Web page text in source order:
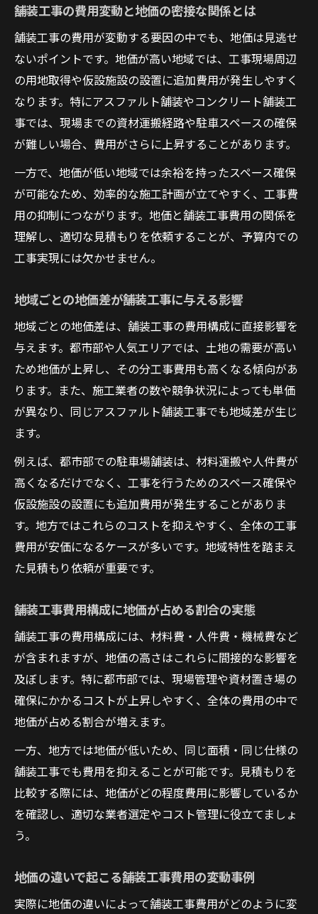
影響
舗装工事単価表と地価変動のポイントを解
説
アスファルト舗装費用と地価相場の関連性
とは
アスファルト舗装工事費用の地域差に注目
適正な舗装工事費用を見極めるポイント
舗装工事の適正費用を判断するための視点
地価を踏まえた舗装工事費用の見極め方
舗装工事の適正相場を知るための比較ポイ
ント
方
舗装工事の費用明細で確認すべき地価の影
響
地価の違いで舗装工事単価はどう変わるか
地価の違いが舗装工事単価に与える具体例
舗装工事単価は地価の差でどれほど変動す
地価差による舗装工事単価の見積もりポイ
ント
アスファルト舗装単価と地価の相場比較方
法
小規模工事にも影響する地価と単価の関係
性
地価を考慮した舗装工事の見積もりの工夫
舗装工事費用を抑えるための見積もり術
見積もり比較でわかる地価と単価の最適化
法
アスファルト舗装費用の見積もりで注目す
べき点
複数業者に依頼して地価相場を把握する方
法
舗装工事の費用変動と地価の密接な関係とは
舗装工事の費用が変動する要因の中でも、地価は見逃せ
ないポイントです。地価が高い地域では、工事現場周辺
の用地取得や仮設施設の設置に追加費用が発生しやすく
なります。特にアスファルト舗装やコンクリート舗装工
事では、現場までの資材運搬経路や駐車スペースの確保
が難しい場合、費用がさらに上昇することがあります。
一方で、地価が低い地域では余裕を持ったスペース確保
が可能なため、効率的な施工計画が立てやすく、工事費
用の抑制につながります。地価と舗装工事費用の関係を
理解し、適切な見積もりを依頼することが、予算内での
工事実現には欠かせません。
地域ごとの地価差が舗装工事に与える影響
地域ごとの地価差は、舗装工事の費用構成に直接影響を
与えます。都市部や人気エリアでは、土地の需要が高い
ため地価が上昇し、その分工事費用も高くなる傾向があ
ります。また、施工業者の数や競争状況によっても単価
が異なり、同じアスファルト舗装工事でも地域差が生じ
ます。
例えば、都市部での駐車場舗装は、材料運搬や人件費が
高くなるだけでなく、工事を行うためのスペース確保や
仮設施設の設置にも追加費用が発生することがありま
す。地方ではこれらのコストを抑えやすく、全体の工事
費用が安価になるケースが多いです。地域特性を踏まえ
た見積もり依頼が重要です。
舗装工事費用構成に地価が占める割合の実態
舗装工事の費用構成には、材料費・人件費・機械費など
が含まれますが、地価の高さはこれらに間接的な影響を
及ぼします。特に都市部では、現場管理や資材置き場の
確保にかかるコストが上昇しやすく、全体の費用の中で
地価が占める割合が増えます。
一方、地方では地価が低いため、同じ面積・同じ仕様の
舗装工事でも費用を抑えることが可能です。見積もりを
比較する際には、地価がどの程度費用に影響しているか
を確認し、適切な業者選定やコスト管理に役立てましょ
う。
地価の違いで起こる舗装工事費用の変動事例
実際に地価の違いによって舗装工事費用がどのように変